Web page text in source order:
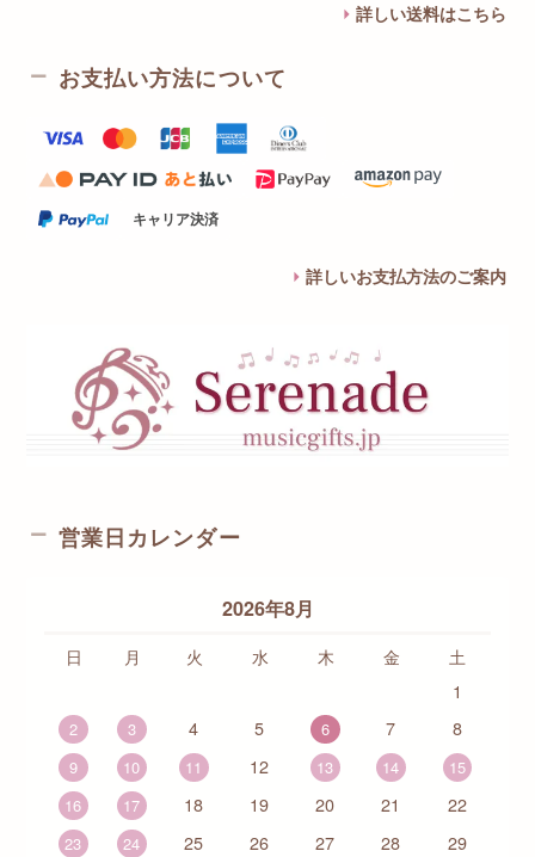
詳しい送料はこちら
お支払い方法について
キャリア決済
詳しいお支払方法のご案内
営業日カレンダー
2026年8月
日 月 火 水 木 金
土
1
2 3 4 5 6 7 8
9 10 11 12 13 14
15
16
17 18 19 20 21 22
23 24 25 26 27 28 29